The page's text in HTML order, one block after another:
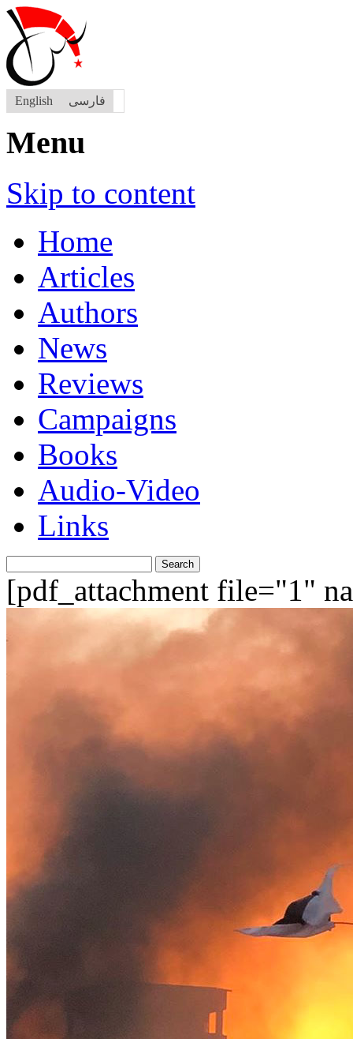
English فارسی
Menu
Skip to content
Home
Articles
Authors
News
Reviews
Campaigns
Books
Audio-Video
Links
for:
[pdf_attachment file="1"